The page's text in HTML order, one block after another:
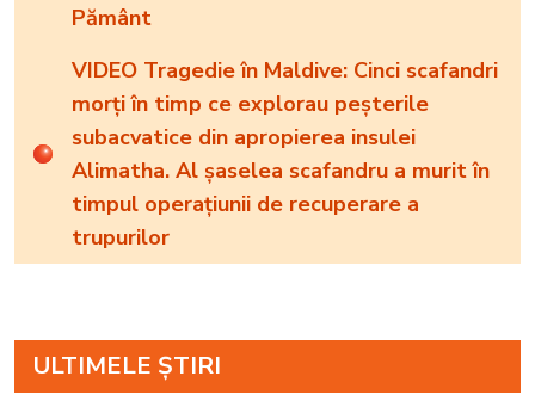
Pământ
VIDEO Tragedie în Maldive: Cinci scafandri
morți în timp ce explorau peșterile
subacvatice din apropierea insulei
Alimatha. Al șaselea scafandru a murit în
timpul operațiunii de recuperare a
trupurilor
ULTIMELE ȘTIRI